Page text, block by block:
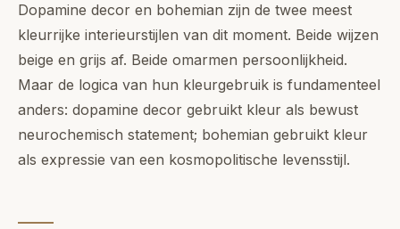
Dopamine decor en bohemian zijn de twee meest
kleurrijke interieurstijlen van dit moment. Beide wijzen
beige en grijs af. Beide omarmen persoonlijkheid.
Maar de logica van hun kleurgebruik is fundamenteel
anders: dopamine decor gebruikt kleur als bewust
neurochemisch statement; bohemian gebruikt kleur
als expressie van een kosmopolitische levensstijl.